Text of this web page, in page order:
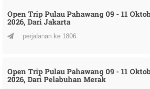
Open Trip Pulau Pahawang 09 - 11
2026, Dari Jakarta
perjalanan ke 1806
Open Trip Pulau Pahawang 09 - 11
2026, Dari Pelabuhan Merak